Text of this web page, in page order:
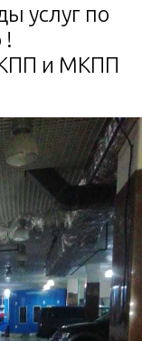
услуг по
!
и МКПП